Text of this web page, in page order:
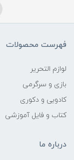
فهرست محصولات
لوازم التحریر
بازی و سرگرمی
کادویی و دکوری
کتاب و فایل آموزشی
درباره ما